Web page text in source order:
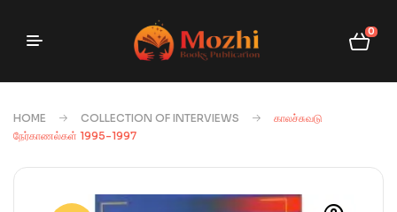
0
HOME COLLECTION OF INTERVIEWS
காலச்சுவடு
நேர்காணல்கள் 1995-1997